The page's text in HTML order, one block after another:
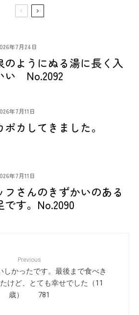
年7月24日
のようにぬる湯に長く入
い No.2092
年7月11日
カしてきました。
年7月11日
フさんのきずかいのある
す。No.2090
Previous
しかったです。最後まで食べき
けど、とても幸せでした（11
歳） 781